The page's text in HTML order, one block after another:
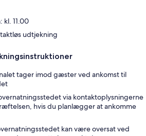
11.00
udtjekning
tager imod gæster ved ankomst til
via kontaktoplysningerne
hvis du planlægger at ankomme
kan være oversat ved